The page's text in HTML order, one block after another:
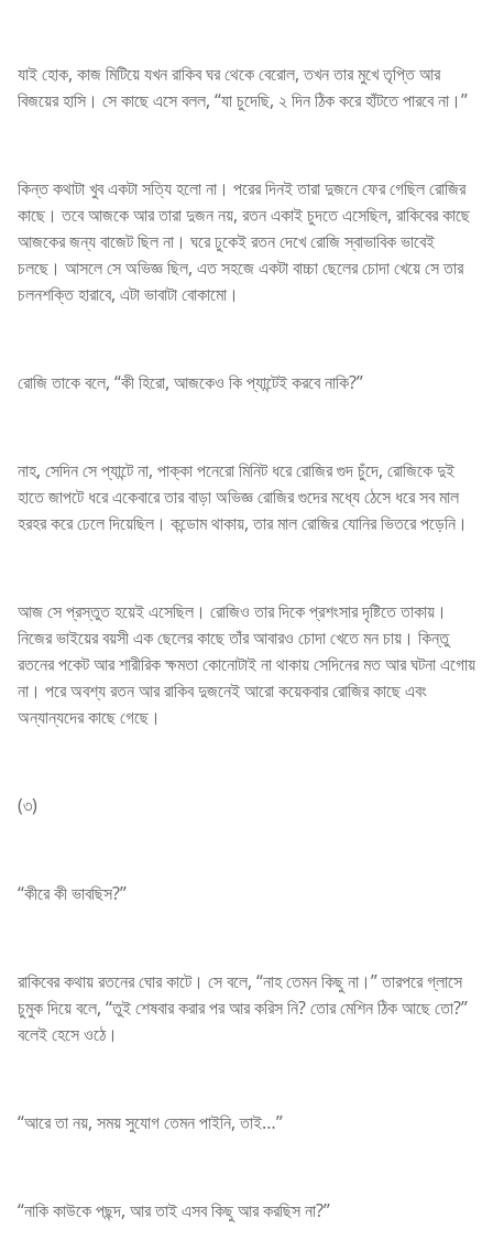
যাই হোক, কাজ মিটিয়ে যখন রাকিব ঘর থেকে বেরোল, তখন তার মুখে তৃপ্তি আর
বিজয়ের হাসি। সে কাছে এসে বলল, “যা চুদেছি, ২ দিন ঠিক করে হাঁটতে পারবে না।”
কিন্ত কথাটা খুব একটা সত্যি হলো না। পরের দিনই তারা দুজনে ফের গেছিল রোজির
কাছে। তবে আজকে আর তারা দুজন নয়, রতন একাই চুদতে এসেছিল, রাকিবের কাছে
আজকের জন্য বাজেট ছিল না। ঘরে ঢুকেই রতন দেখে রোজি স্বাভাবিক ভাবেই
চলছে। আসলে সে অভিজ্ঞ ছিল, এত সহজে একটা বাচ্চা ছেলের চোদা খেয়ে সে তার
চলনশক্তি হারাবে, এটা ভাবাটা বোকামো।
রোজি তাকে বলে, “কী হিরো, আজকেও কি প্যান্টেই করবে নাকি?”
নাহ, সেদিন সে প্যান্টে না, পাক্কা পনেরো মিনিট ধরে রোজির গুদ চুঁদে, রোজিকে দুই
হাতে জাপটে ধরে একেবারে তার বাড়া অভিজ্ঞ রোজির গুদের মধ্যে ঠেসে ধরে সব মাল
হরহর করে ঢেলে দিয়েছিল। কন্ডোম থাকায়, তার মাল রোজির যোনির ভিতরে পড়েনি।
আজ সে প্রস্তুত হয়েই এসেছিল। রোজিও তার দিকে প্রশংসার দৃষ্টিতে তাকায়।
নিজের ভাইয়ের বয়সী এক ছেলের কাছে তাঁর আবারও চোদা খেতে মন চায়। কিন্তু
রতনের পকেট আর শারীরিক ক্ষমতা কোনোটাই না থাকায় সেদিনের মত আর ঘটনা এগোয়
না। পরে অবশ্য রতন আর রাকিব দুজনেই আরো কয়েকবার রোজির কাছে এবং
অন্যান্যদের কাছে গেছে।
(৩)
“কীরে কী ভাবছিস?”
রাকিবের কথায় রতনের ঘোর কাটে। সে বলে, “নাহ তেমন কিছু না।” তারপরে গ্লাসে
চুমুক দিয়ে বলে, “তুই শেষবার করার পর আর করিস নি? তোর মেশিন ঠিক আছে তো?”
বলেই হেসে ওঠে।
“আরে তা নয়, সময় সুযোগ তেমন পাইনি, তাই…”
“নাকি কাউকে পছন্দ, আর তাই এসব কিছু আর করছিস না?”